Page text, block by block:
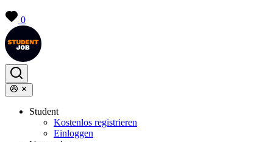
0
Student
Kostenlos registrieren
Einloggen